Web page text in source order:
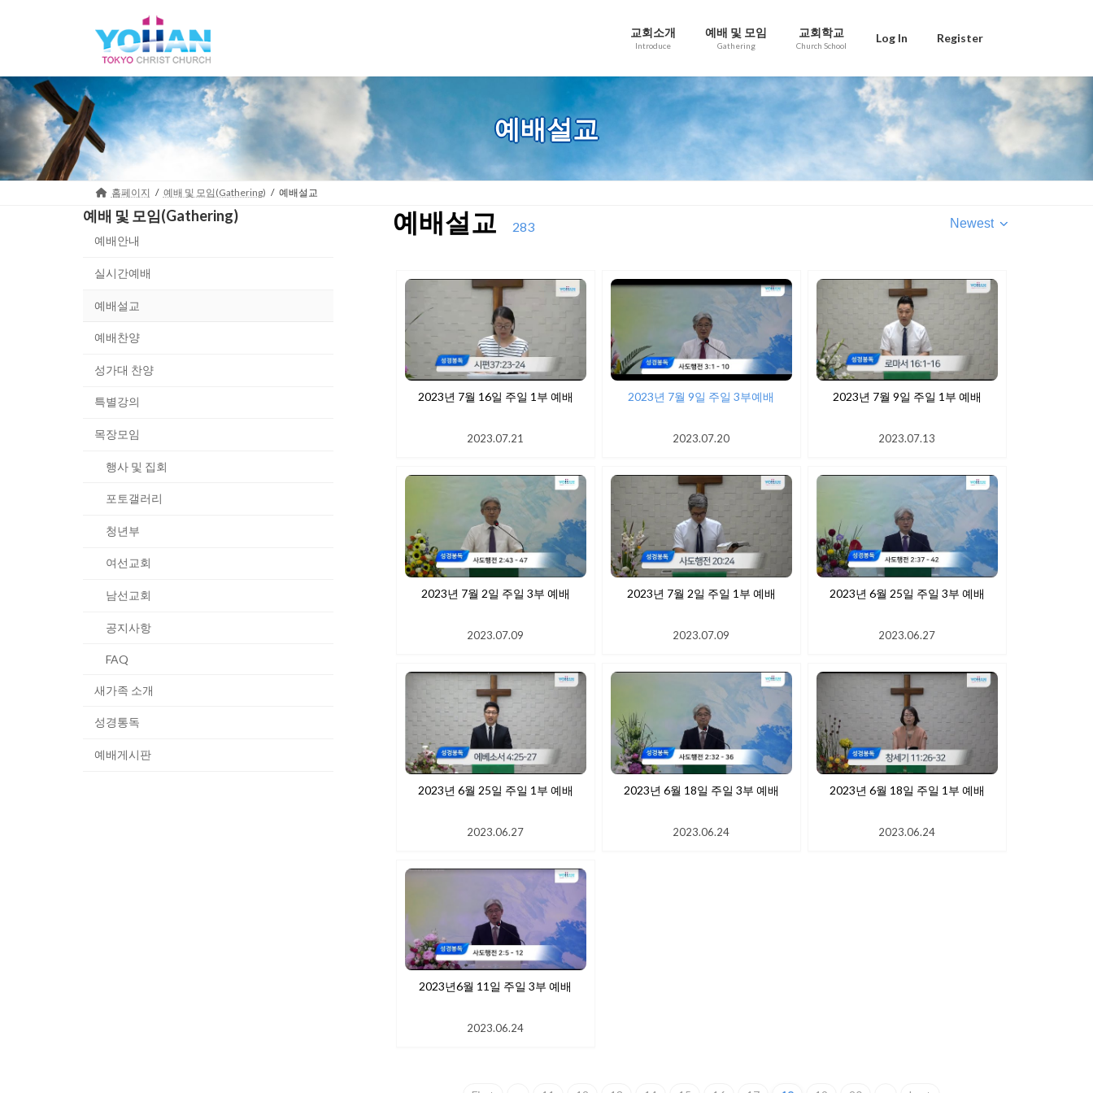
교회소개
Introduce
예배 및 모임
Gathering
교회학교
Church School
Log In Register
예배설교
홈페이지 예배 및 모임(Gathering) 예배설교
예배설교 283 Newest
2023년 7월 16일 주일 1부 예배
2023.07.21
2023년 7월 9일 주일 3부예배
2023.07.20
2023년 7월 9일 주일 1부 예배
2023.07.13
2023년 7월 2일 주일 3부 예배
2023.07.09
2023년 7월 2일 주일 1부 예배
2023.07.09
2023년 6월 25일 주일 3부 예배
2023.06.27
2023년 6월 25일 주일 1부 예배
2023.06.27
2023년 6월 18일 주일 3부 예배
2023.06.24
2023년 6월 18일 주일 1부 예배
2023.06.24
2023년6월 11일 주일 3부 예배
2023.06.24
예배 및 모임(Gathering)
예배안내
실시간예배
예배설교
예배찬양
성가대 찬양
특별강의
목장모임
행사 및 집회
포토갤러리
청년부
여선교회
남선교회
공지사항
FAQ
새가족 소개
성경통독
예배게시판